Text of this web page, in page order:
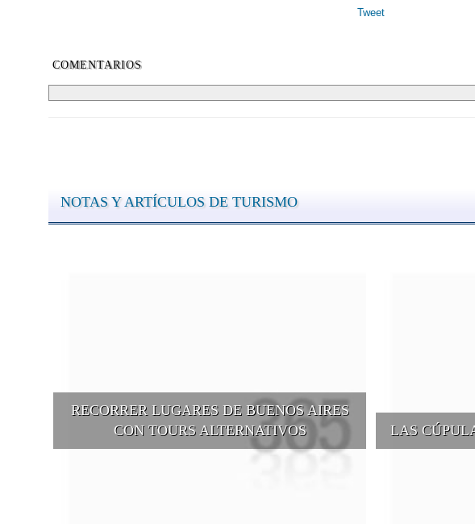
Tweet
COMENTARIOS
NOTAS Y ARTÍCULOS DE TURISMO
RECORRER LUGARES DE BUENOS AIRES
CON TOURS ALTERNATIVOS
LAS